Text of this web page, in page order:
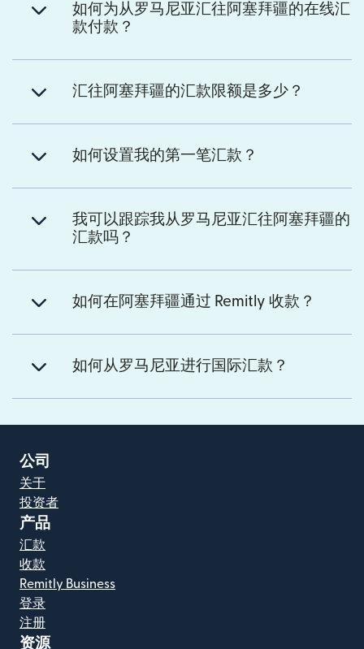
如何为从罗马尼亚汇往阿塞拜疆的在线汇
款付款？
汇往阿塞拜疆的汇款限额是多少？
如何设置我的第一笔汇款？
我可以跟踪我从罗马尼亚汇往阿塞拜疆的
汇款吗？
如何在阿塞拜疆通过 Remitly 收款？
如何从罗马尼亚进行国际汇款？
公司
关于
投资者
产品
汇款
收款
Remitly Business
登录
注册
资源